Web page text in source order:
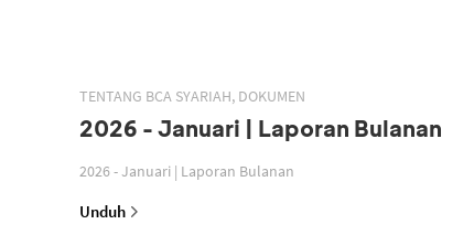
TENTANG BCA SYARIAH, DOKUMEN
2026 - Januari | Laporan Bulanan
2026 - Januari | Laporan Bulanan
Unduh